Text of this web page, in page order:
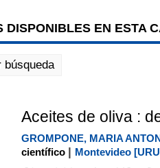
DISPONIBLES EN ESTA
búsqueda
Aceites de oliva :
GROMPONE, MARIA
científico | Montevideo